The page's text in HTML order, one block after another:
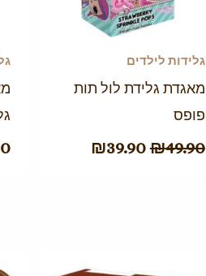
גלידות לילדים
מאגדת גלידת לול תות
פופס
₪49.90
₪39.90